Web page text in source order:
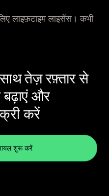
लाइफ़टाइम लाइसेंस। कभी
तेज़ रफ़्तार से
बढ़ाएं और
करें
शुरू करें